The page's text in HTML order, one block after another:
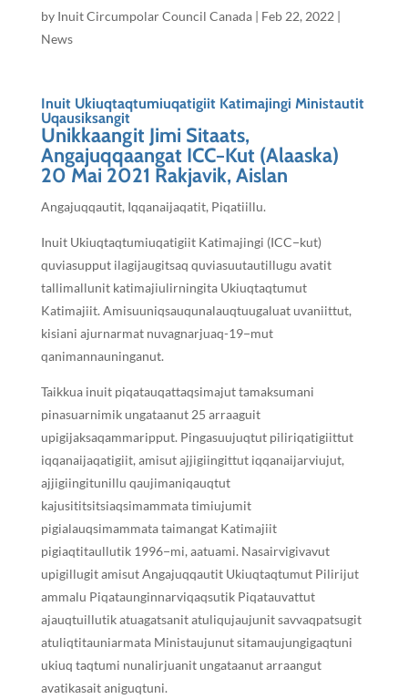
by Inuit Circumpolar Council Canada| Feb 22, 2022|
News
Inuit Ukiuqtaqtumiuqatigiit Katimajingi Ministautit
Uqausiksangit
Unikkaangit Jimi Sitaats,
Angajuqqaangat ICC−Kut (Alaaska)
20 Mai 2021 Rakjavik, Aislan
Angajuqqautit, Iqqanaijaqatit, Piqatiillu.
Inuit Ukiuqtaqtumiuqatigiit Katimajingi (ICC−kut)
quviasupput ilagijaugitsaq quviasuutautillugu avatit
tallimallunit katimajiulirningita Ukiuqtaqtumut
Katimajiit. Amisuuniqsauqunalauqtuugaluat uvaniittut,
kisiani ajurnarmat nuvagnarjuaq-19−mut
qanimannauninganut.
Taikkua inuit piqatauqattaqsimajut tamaksumani
pinasuarnimik ungataanut 25 arraaguit
upigijaksaqammaripput. Pingasuujuqtut piliriqatigiittut
iqqanaijaqatigiit, amisut ajjigiingittut iqqanaijarviujut,
ajjigiingitunillu qaujimaniqauqtut
kajusititsitsiaqsimammata timiujumit
pigialauqsimammata taimangat Katimajiit
pigiaqtitaullutik 1996−mi, aatuami. Nasairvigivavut
upigillugit amisut Angajuqqautit Ukiuqtaqtumut Pilirijut
ammalu Piqataunginnarviqaqsutik Piqatauvattut
ajauqtuillutik atuagatsanit atuliqujaujunit savvaqpatsugit
atuliqtitauniarmata Ministaujunut sitamaujungigaqtuni
ukiuq taqtumi nunalirjuanit ungataanut arraangut
avatikasait aniguqtuni.